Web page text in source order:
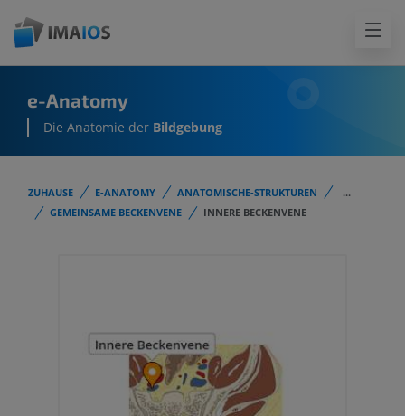
e-Anatomy
Die Anatomie der Bildgebung
ZUHAUSE E-ANATOMY ANATOMISCHE-STRUKTUREN
...
GEMEINSAME BECKENVENE
INNERE BECKENVENE